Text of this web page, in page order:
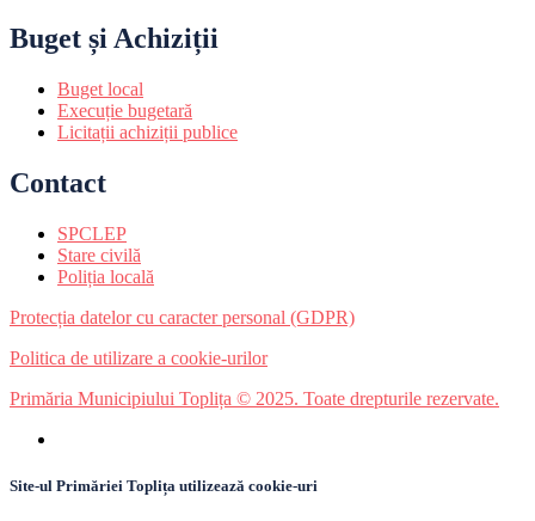
Buget și Achiziții
Buget local
Execuție bugetară
Licitații achiziții publice
Contact
SPCLEP
Stare civilă
Poliția locală
Protecția datelor cu caracter personal (GDPR)
Politica de utilizare a cookie-urilor
Primăria Municipiului Toplița © 2025. Toate drepturile rezervate.
Site-ul Primăriei Toplița utilizează cookie-uri